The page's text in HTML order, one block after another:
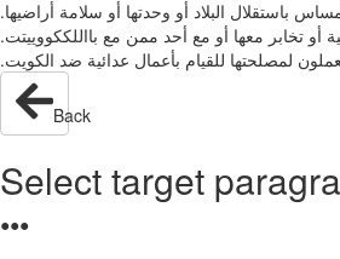
المساس باستقلال البلاد أو وحدتها أو سلامة‬ ‫أراضيها‪.‬‬ ‫فيفي ححااللةة حرب‬ ‫ج‪-‬‬
‫مع بااللككووييتت‪.‬‬ ‫كل من سعى لدى‬ ‫دولة أجنبية أو تخابر معها أو مع أحد ممن
Back
Select target
●●●